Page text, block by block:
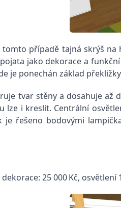
případě tajná skrýš na
jako dekorace a
je ponechán základ
tvar stěny a dosahuje
lze i kreslit. Centrální
je řešeno bodovými
25 000 Kč,